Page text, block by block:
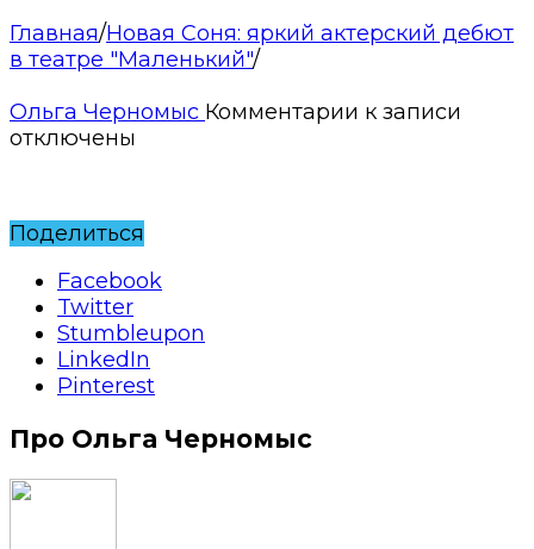
Главная/Новая Соня: яркий актерский дебют
в театре "Маленький"/
Ольга Черномыс Комментарии к записи
отключены
Поделиться
Facebook
Twitter
Stumbleupon
LinkedIn
Pinterest
Про Ольга Черномыс